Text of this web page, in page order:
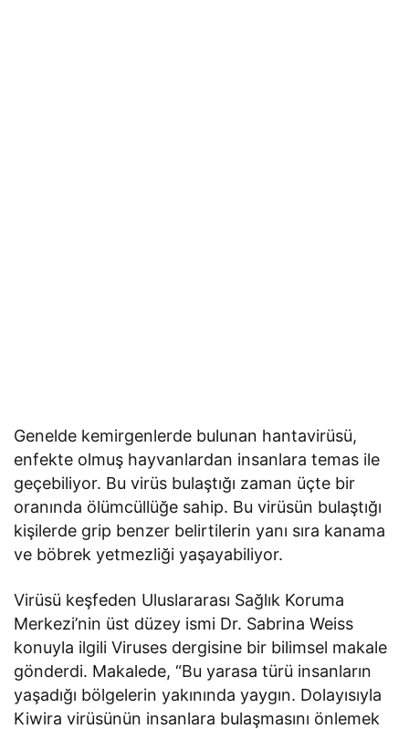
Genelde kemirgenlerde bulunan hantavirüsü,
enfekte olmuş hayvanlardan insanlara temas ile
geçebiliyor. Bu virüs bulaştığı zaman üçte bir
oranında ölümcüllüğe sahip. Bu virüsün bulaştığı
kişilerde grip benzer belirtilerin yanı sıra kanama
ve böbrek yetmezliği yaşayabiliyor.
Virüsü keşfeden Uluslararası Sağlık Koruma
Merkezi’nin üst düzey ismi Dr. Sabrina Weiss
konuyla ilgili Viruses dergisine bir bilimsel makale
gönderdi. Makalede, “Bu yarasa türü insanların
yaşadığı bölgelerin yakınında yaygın. Dolayısıyla
Kiwira virüsünün insanlara bulaşmasını önlemek